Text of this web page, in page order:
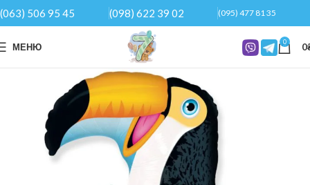
(063) 506 95 45 (098) 622 39 02 (095) 477 81 35
МЕНЮ 0 0